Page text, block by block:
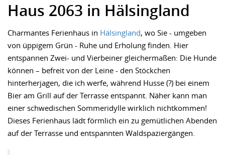
Haus 2063 in Hälsingland
Charmantes Ferienhaus in Hälsingland, wo Sie - umgeben
von üppigem Grün - Ruhe und Erholung finden. Hier
entspannen Zwei- und Vierbeiner gleichermaßen: Die Hunde
können – befreit von der Leine - den Stöckchen
hinterherjagen, die ich werfe, während Husse (?) bei einem
Bier am Grill auf der Terrasse entspannt. Näher kann man
einer schwedischen Sommeridylle wirklich nichtkommen!
Dieses Ferienhaus lädt förmlich ein zu gemütlichen Abenden
auf der Terrasse und entspannten Waldspaziergängen.